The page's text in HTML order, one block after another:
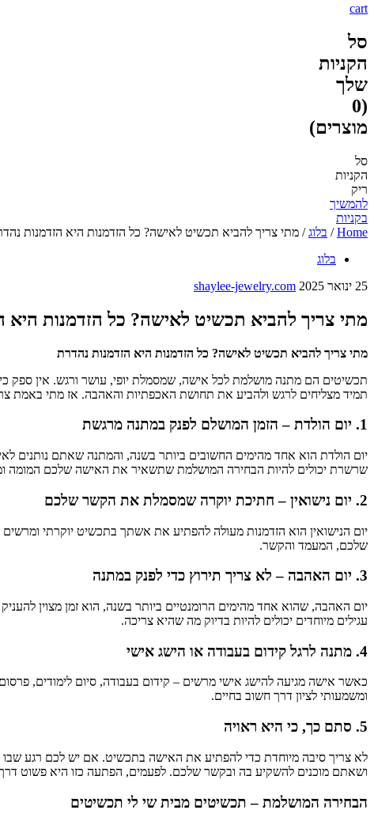
cart
סל
הקניות
שלך
(0
מוצרים)
סל
הקניות
ריק
להמשיך
בקניות
Home
/ בלוג / מתי צריך להביא תכשיט לאישה? כל הזדמנות היא הזדמנות
בלוג
25 ינואר 2025
shaylee-jewelry.com
מתי צריך להביא תכשיט לאישה? כל הזדמנות היא
מתי צריך להביא תכשיט לאישה? כל הזדמנות היא הזדמנות נהדרת
תכשיטים הם מתנה מושלמת לכל אישה, שמסמלת יופי, עושר ורגש. אין ספק כי
תמיד מצליחים לרגש ולהביע את תחושת האכפתיות והאהבה. אז מתי באמת
1. יום הולדת – הזמן המושלם לפנק במתנה מרגשת
יום הולדת הוא אחד מהימים החשובים ביותר בשנה, והמתנה שאתם
שרשרת יכולים להיות הבחירה המושלמת שתשאיר את האישה שלכם המומה
2. יום נישואין – חתיכת יוקרה שמסמלת את הקשר שלכם
יום הנישואין הוא הזדמנות מעולה להפתיע את אשתך בתכשיט יוקרתי
שלכם, המעמד והקשר.
3. יום האהבה – לא צריך תירוץ כדי לפנק במתנה
יום האהבה, שהוא אחד מהימים הרומנטיים ביותר בשנה, הוא זמן מצוין
עגילים מיוחדים יכולים להיות בדיוק מה שהיא צריכה.
4. מתנה לרגל קידום בעבודה או הישג אישי
כאשר אישה מגיעה להישג אישי מרשים – קידום בעבודה, סיום לימודים,
ומשמעותי לציון דרך חשוב בחיים.
5. סתם כך, כי היא ראויה
לא צריך סיבה מיוחדת כדי להפתיע את האישה בתכשיט. אם יש לכם רגע
ושאתם מוכנים להשקיע בה ובקשר שלכם. לפעמים, הפתעה כזו היא פשוט
הבחירה המושלמת – תכשיטים מבית שי לי תכשיטים